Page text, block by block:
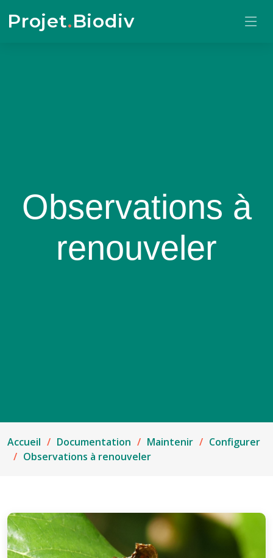
Projet.Biodiv
Observations à
renouveler
Accueil Documentation Maintenir
Configurer
Observations à renouveler